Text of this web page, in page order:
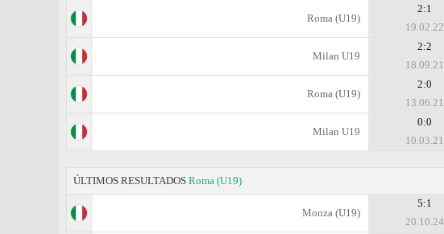
Roma (U19)
2:1
19.02.22
Milan U19
2:2
18.09.21
Roma (U19)
2:0
13.06.21
Milan U19
0:0
10.03.21
ÚLTIMOS RESULTADOS Roma (U19)
Monza (U19)
5:1
20.10.24